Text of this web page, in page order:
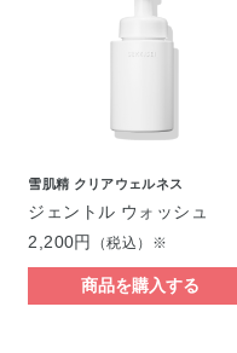
雪肌精 クリアウェルネス
ジェントル ウォッシュ
2,200円
（税込）※
商品を購入する